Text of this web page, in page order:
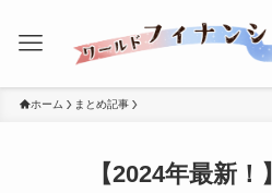
ホーム まとめ記事
【2024年最新